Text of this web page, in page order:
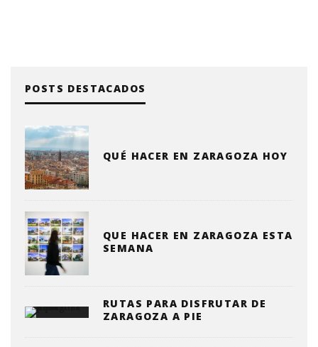
POSTS DESTACADOS
QUÉ HACER EN ZARAGOZA HOY
QUE HACER EN ZARAGOZA ESTA
SEMANA
RUTAS PARA DISFRUTAR DE
ZARAGOZA A PIE